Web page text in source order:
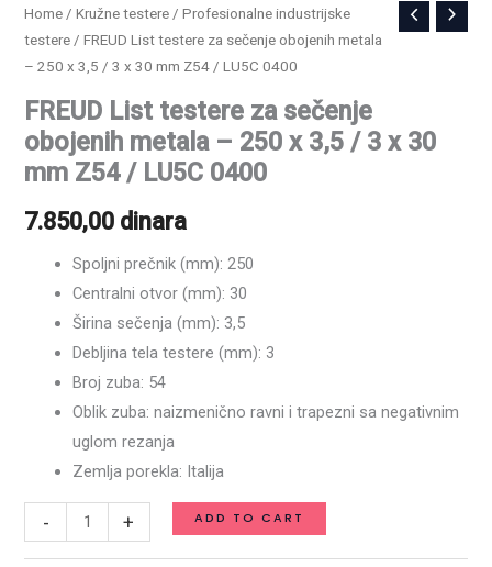
Home /Kružne testere /Profesionalne industrijske
testere / FREUD List testere za sečenje obojenih metala
– 250 x 3,5 / 3 x 30 mm Z54 / LU5C 0400
FREUD List testere za sečenje
obojenih metala – 250 x 3,5 / 3 x 30
mm Z54 / LU5C 0400
7.850,00 dinara
Spoljni prečnik (mm): 250
Centralni otvor (mm): 30
Širina sečenja (mm): 3,5
Debljina tela testere (mm): 3
Broj zuba: 54
Oblik zuba: naizmenično ravni i trapezni sa negativnim
uglom rezanja
Zemlja porekla: Italija
-
FREUD
List
testere
za
sečenje
obojenih
-
LU5C
+ ADD TO CART